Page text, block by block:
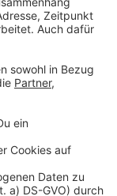
du dir ganz
oder auf
Bewertung
auf der
Chance äh
dann